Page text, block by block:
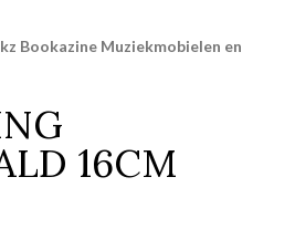
Bookazine Muziekmobielen en
16CM